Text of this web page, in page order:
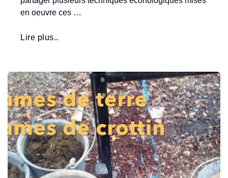
en oeuvre ces …
Lire plus..